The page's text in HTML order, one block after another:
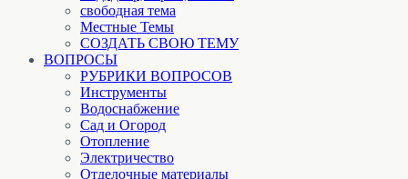
свободная тема
Местные Темы
СОЗДАТЬ СВОЮ ТЕМУ
ВОПРОСЫ
РУБРИКИ ВОПРОСОВ
Инструменты
Водоснабжение
Сад и Огород
Отопление
Электричество
Отделочные материалы